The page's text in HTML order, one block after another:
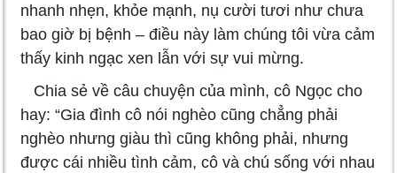
nhanh nhẹn, khỏe mạnh, nụ cười tươi như chưa
bao giờ bị bệnh – điều này làm chúng tôi vừa cảm
thấy kinh ngạc xen lẫn với sự vui mừng.
Chia sẻ về câu chuyện của mình, cô Ngọc cho
hay: “Gia đình cô nói nghèo cũng chẳng phải
nghèo nhưng giàu thì cũng không phải, nhưng
được cái nhiều tình cảm, cô và chú sống với nhau